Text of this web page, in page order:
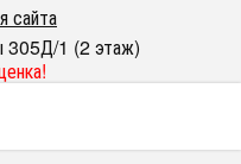
сайта
305Д/1 (2 этаж)